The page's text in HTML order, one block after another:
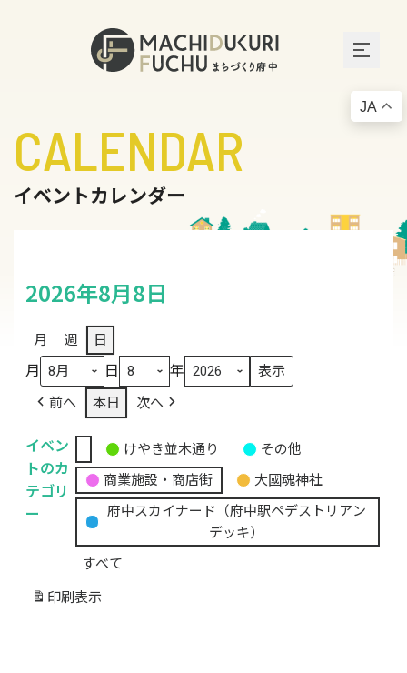
CALENDAR
イベントカレンダー
2026年8月8日
月 週 日
月 日 年
前へ 本日 次へ
イベン
トのカ
テゴリ
ー
無
題
の
カ
テ
ゴ
リ
けやき並木通り
その他
商業施設・商店街
大國魂神社
府中スカイナード（府中駅ペデストリアン
デッキ）
すべて
印刷 表示
JA